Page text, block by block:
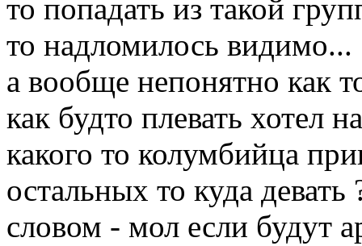
то попадать из такой
то надломилось видимо...
а вообще непонятно как
как будто плевать хотел
какого то колумбийца
остальных то куда
словом - мол если будут